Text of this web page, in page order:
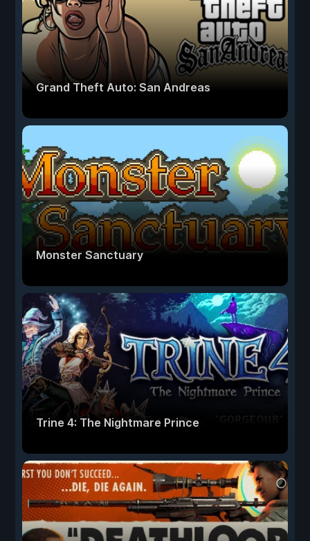
Grand Theft Auto: San Andreas
Monster Sanctuary
Trine 4: The Nightmare Prince